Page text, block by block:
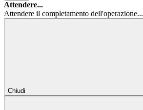
Attendere...
Attendere il completamento dell'operazione...
Chiudi